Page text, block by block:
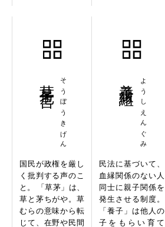
そうぼうきげん
国民が政権を厳し
く批判する声のこ
と。 「草茅」は、
草と茅ちがや。草
むらの意味から転
じて、在野や民間
ようしえんぐみ
民法に基づいて、
血縁関係のない人
同士に親子関係を
発生させる制度。
「養子」は他人の
子をもらい育て